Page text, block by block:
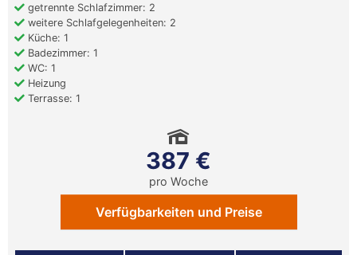
getrennte Schlafzimmer: 2
weitere Schlafgelegenheiten: 2
Küche: 1
Badezimmer: 1
WC: 1
Heizung
Terrasse: 1
387 €
pro Woche
Verfügbarkeiten und Preise